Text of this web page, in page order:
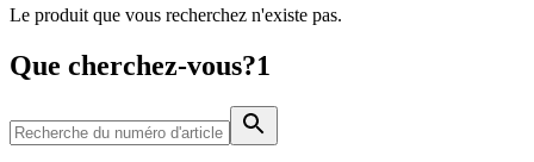
Catalogue de produits
Trouvez le produit que vous recherchez. Visitez le catalogue
de produits B. Braun avec notre portefeuille complet.
Média
Contactez-nous
Le produit que vous recherchez n'existe pas.
Que cherchez-vous?1